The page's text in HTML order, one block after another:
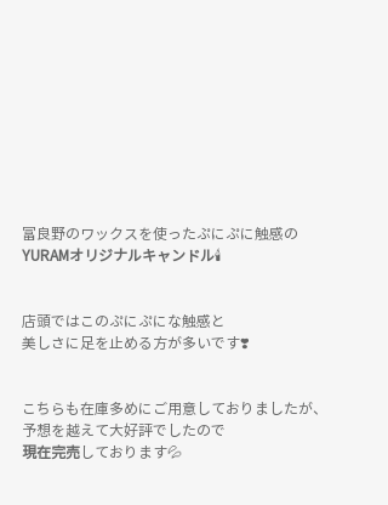
富良野のワックスを使ったぷにぷに触感の
YURAMオリジナルキャンドル🕯
店頭ではこのぷにぷにな触感と
美しさに足を止める方が多いです❣️
こちらも在庫多めにご用意しておりましたが、
予想を越えて大好評でしたので
現在完売 しております💦